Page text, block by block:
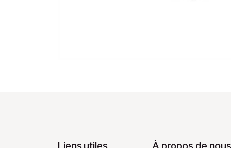
Liens utiles À propos de nous